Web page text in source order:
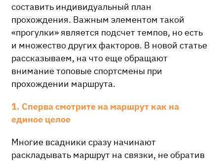
составить индивидуальный план
прохождения. Важным элементом такой
«прогулки» является подсчет темпов, но есть
и множество других факторов. В новой статье
рассказываем, на что еще обращают
внимание топовые спортсмены при
прохождении маршрута.
1. Сперва смотрите на маршрут как на
единое целое
Многие всадники сразу начинают
раскладывать маршрут на связки, не обратив